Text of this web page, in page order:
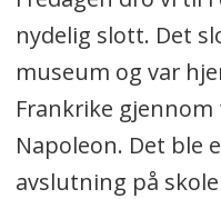
nydelig slott. Det
museum og var
Frankrike
Napoleon. Det ble
avslutning på